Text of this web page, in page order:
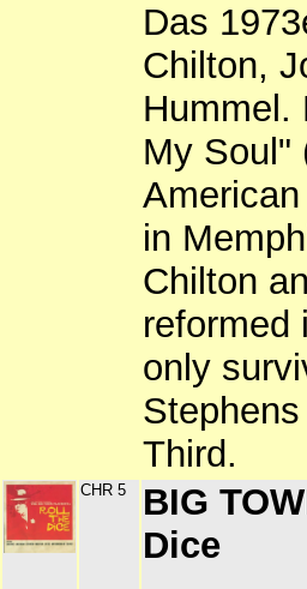
Das
Chilton,
Hummel.
My Soul"
in
Chilton
reformed
only
Third.
CHR 5
BIG
Dice